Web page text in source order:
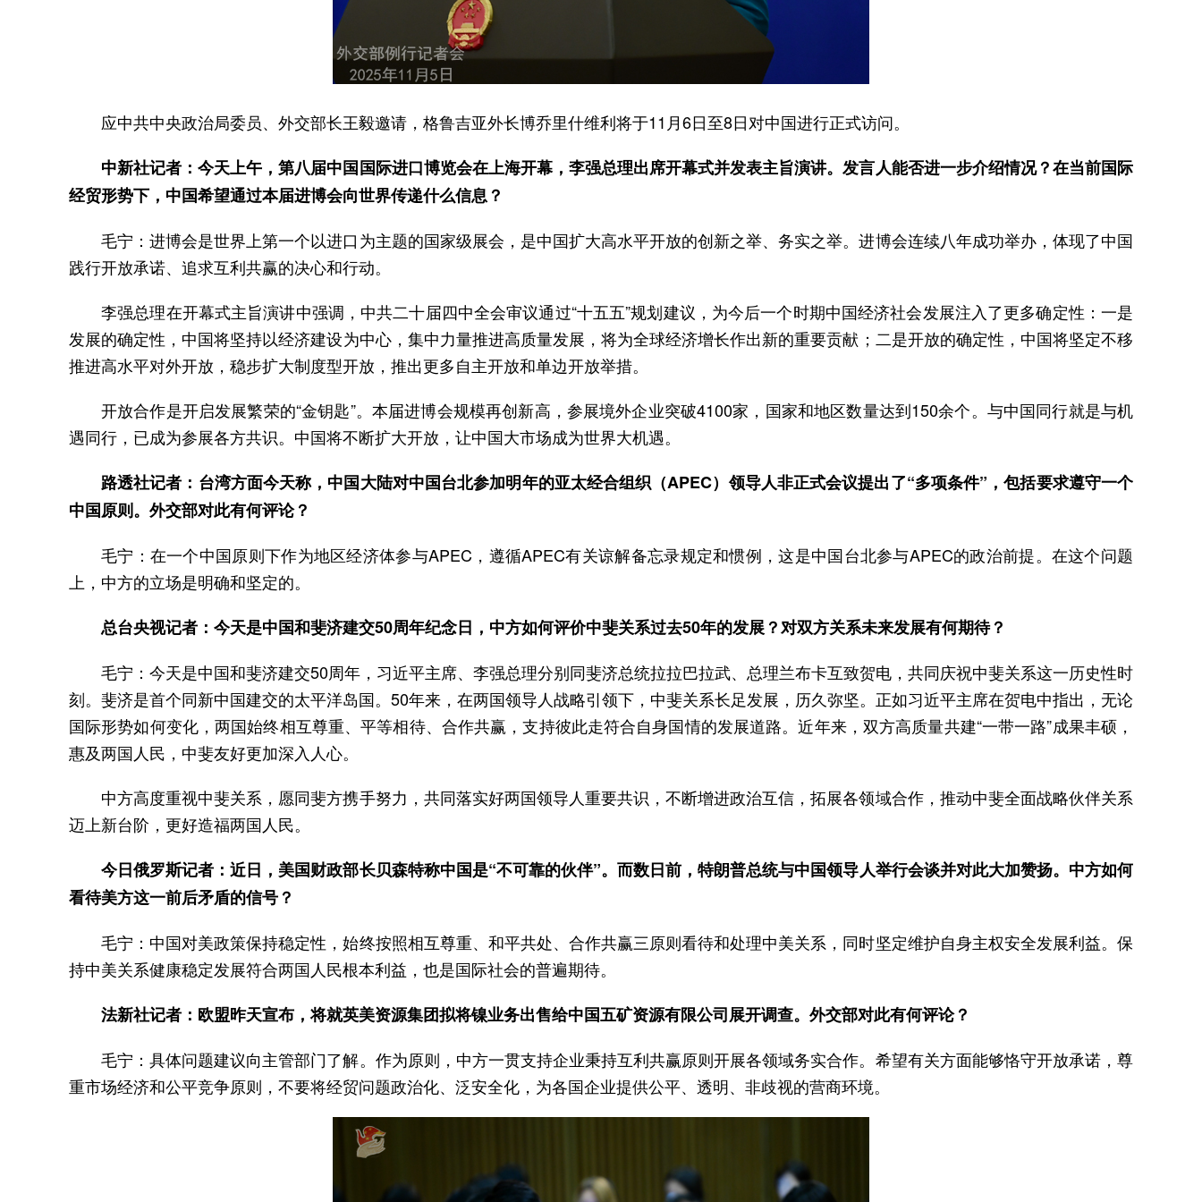
应中共中央政治局委员、外交部长王毅邀请，格鲁吉亚外长博乔里什维利将于11月6日至8日对中国进行正式访问。
中新社记者：今天上午，第八届中国国际进口博览会在上海开幕，李强总理出席开幕式并发表主旨演讲。发言人能否进一步介绍情况？在当前国际
经贸形势下，中国希望通过本届进博会向世界传递什么信息？
毛宁：进博会是世界上第一个以进口为主题的国家级展会，是中国扩大高水平开放的创新之举、务实之举。进博会连续八年成功举办，体现了中国
践行开放承诺、追求互利共赢的决心和行动。
李强总理在开幕式主旨演讲中强调，中共二十届四中全会审议通过“十五五”规划建议，为今后一个时期中国经济社会发展注入了更多确定性：一是
发展的确定性，中国将坚持以经济建设为中心，集中力量推进高质量发展，将为全球经济增长作出新的重要贡献；二是开放的确定性，中国将坚定不移
推进高水平对外开放，稳步扩大制度型开放，推出更多自主开放和单边开放举措。
开放合作是开启发展繁荣的“金钥匙”。本届进博会规模再创新高，参展境外企业突破4100家，国家和地区数量达到150余个。与中国同行就是与机
遇同行，已成为参展各方共识。中国将不断扩大开放，让中国大市场成为世界大机遇。
路透社记者：台湾方面今天称，中国大陆对中国台北参加明年的亚太经合组织（APEC）领导人非正式会议提出了“多项条件”，包括要求遵守一个
中国原则。外交部对此有何评论？
毛宁：在一个中国原则下作为地区经济体参与APEC，遵循APEC有关谅解备忘录规定和惯例，这是中国台北参与APEC的政治前提。在这个问题
上，中方的立场是明确和坚定的。
总台央视记者：今天是中国和斐济建交50周年纪念日，中方如何评价中斐关系过去50年的发展？对双方关系未来发展有何期待？
毛宁：今天是中国和斐济建交50周年，习近平主席、李强总理分别同斐济总统拉拉巴拉武、总理兰布卡互致贺电，共同庆祝中斐关系这一历史性时
刻。斐济是首个同新中国建交的太平洋岛国。50年来，在两国领导人战略引领下，中斐关系长足发展，历久弥坚。正如习近平主席在贺电中指出，无论
国际形势如何变化，两国始终相互尊重、平等相待、合作共赢，支持彼此走符合自身国情的发展道路。近年来，双方高质量共建“一带一路”成果丰硕，
惠及两国人民，中斐友好更加深入人心。
中方高度重视中斐关系，愿同斐方携手努力，共同落实好两国领导人重要共识，不断增进政治互信，拓展各领域合作，推动中斐全面战略伙伴关系
迈上新台阶，更好造福两国人民。
今日俄罗斯记者：近日，美国财政部长贝森特称中国是“不可靠的伙伴”。而数日前，特朗普总统与中国领导人举行会谈并对此大加赞扬。中方如何
看待美方这一前后矛盾的信号？
毛宁：中国对美政策保持稳定性，始终按照相互尊重、和平共处、合作共赢三原则看待和处理中美关系，同时坚定维护自身主权安全发展利益。保
持中美关系健康稳定发展符合两国人民根本利益，也是国际社会的普遍期待。
法新社记者：欧盟昨天宣布，将就英美资源集团拟将镍业务出售给中国五矿资源有限公司展开调查。外交部对此有何评论？
毛宁：具体问题建议向主管部门了解。作为原则，中方一贯支持企业秉持互利共赢原则开展各领域务实合作。希望有关方面能够恪守开放承诺，尊
重市场经济和公平竞争原则，不要将经贸问题政治化、泛安全化，为各国企业提供公平、透明、非歧视的营商环境。